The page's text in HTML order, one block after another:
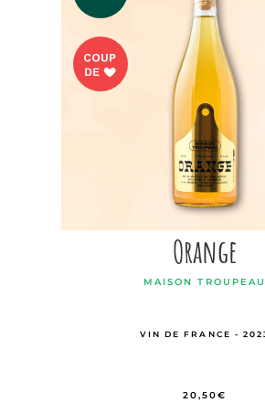
Orange
MAISON TROUPEAU
VIN DE FRANCE -
20,50€